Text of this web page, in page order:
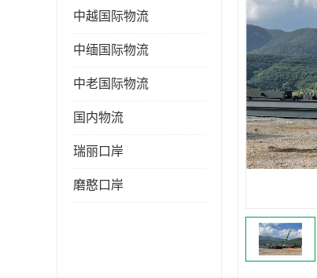
中越国际物流
中缅国际物流
中老国际物流
国内物流
瑞丽口岸
磨憨口岸